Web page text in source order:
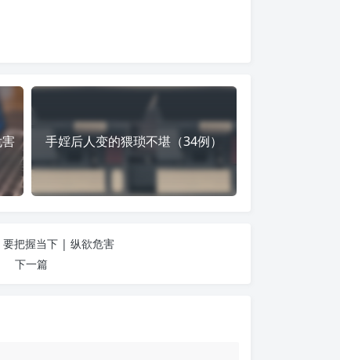
手婬后人变的猥琐不堪（34例）
要把握当下 | 纵欲危害
下一篇